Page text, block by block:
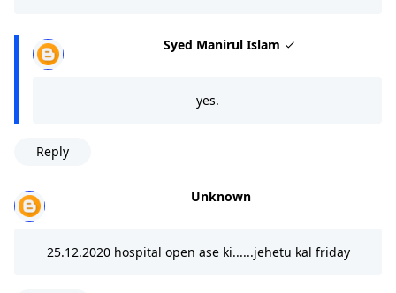
Syed Manirul Islam
yes.
Reply
Unknown
25.12.2020 hospital open ase ki......jehetu kal friday